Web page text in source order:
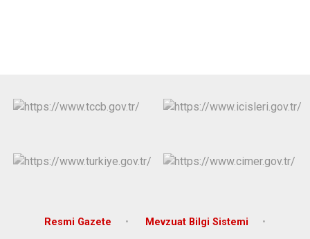
Resmi Gazete Mevzuat Bilgi Sistemi